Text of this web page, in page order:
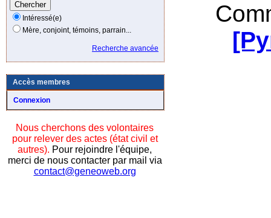
Intéressé(e)
Mère, conjoint, témoins, parrain...
Recherche avancée
Accès membres
Connexion
Nous cherchons des volontaires
pour relever des actes (état civil et
autres). Pour rejoindre l'équipe,
merci de nous contacter par mail via
contact@geneoweb.org